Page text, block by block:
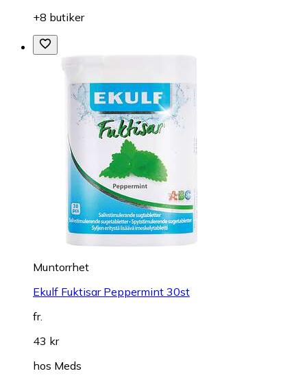
+8 butiker
Muntorrhet
Ekulf Fuktisar Peppermint 30st
fr.
43 kr
hos Meds